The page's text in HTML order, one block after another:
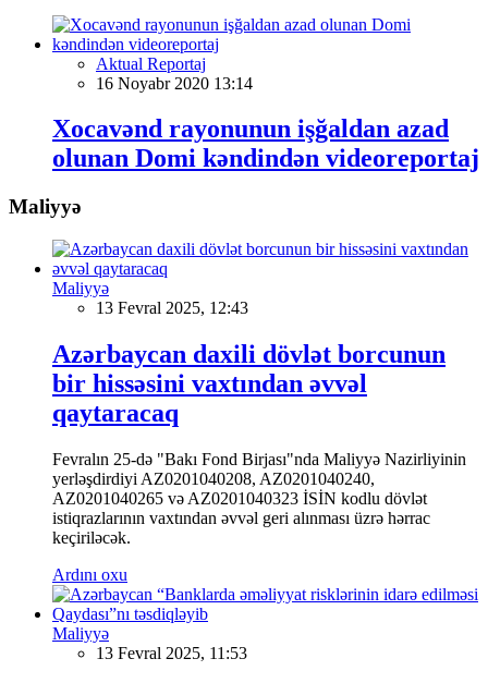
Aktual Reportaj
16 Noyabr 2020 13:14
Xocavənd rayonunun işğaldan azad
olunan Domi kəndindən videoreportaj
Maliyyə
Maliyyə
13 Fevral 2025, 12:43
Azərbaycan daxili dövlət borcunun
bir hissəsini vaxtından əvvəl
qaytaracaq
Fevralın 25-də "Bakı Fond Birjası"nda Maliyyə Nazirliyinin
yerləşdirdiyi AZ0201040208, AZ0201040240,
AZ0201040265 və AZ0201040323 İSİN kodlu dövlət
istiqrazlarının vaxtından əvvəl geri alınması üzrə hərrac
keçiriləcək.
Ardını oxu
Maliyyə
13 Fevral 2025, 11:53